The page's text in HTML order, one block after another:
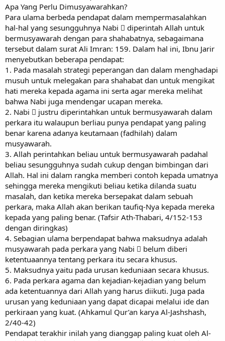
Apa Yang Perlu Dimusyawarahkan?
Para ulama berbeda pendapat dalam mempermasalahkan
hal-hal yang sesungguhnya Nabi  diperintah Allah untuk
bermusyawarah dengan para shahabatnya, sebagaimana
tersebut dalam surat Ali Imran: 159. Dalam hal ini, Ibnu Jarir
menyebutkan beberapa pendapat:
1. Pada masalah strategi peperangan dan dalam menghadapi
musuh untuk melegakan para shahabat dan untuk mengikat
hati mereka kepada agama ini serta agar mereka melihat
bahwa Nabi juga mendengar ucapan mereka.
2. Nabi  justru diperintahkan untuk bermusyawarah dalam
perkara itu walaupun berliau punya pendapat yang paling
benar karena adanya keutamaan (fadhilah) dalam
musyawarah.
3. Allah perintahkan beliau untuk bermusyawarah padahal
beliau sesungguhnya sudah cukup dengan bimbingan dari
Allah. Hal ini dalam rangka memberi contoh kepada umatnya
sehingga mereka mengikuti beliau ketika dilanda suatu
masalah, dan ketika mereka bersepakat dalam sebuah
perkara, maka Allah akan berikan taufiq-Nya kepada mereka
kepada yang paling benar. (Tafsir Ath-Thabari, 4/152-153
dengan diringkas)
4. Sebagian ulama berpendapat bahwa maksudnya adalah
musyawarah pada perkara yang Nabi  belum diberi
ketentuaannya tentang perkara itu secara khusus.
5. Maksudnya yaitu pada urusan keduniaan secara khusus.
6. Pada perkara agama dan kejadian-kejadian yang belum
ada ketentuannya dari Allah yang harus diikuti. Juga pada
urusan yang keduniaan yang dapat dicapai melalui ide dan
perkiraan yang kuat. (Ahkamul Qur’an karya Al-Jashshash,
2/40-42)
Pendapat terakhir inilah yang dianggap paling kuat oleh Al-